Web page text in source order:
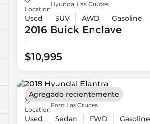
Location
Hyundai Las Cruces
Used SUV AWD Gasoline
2016 Buick Enclave
$10,995
Location
Ford Las Cruces
Used Sedan FWD Gasoline
Agregado recientemente